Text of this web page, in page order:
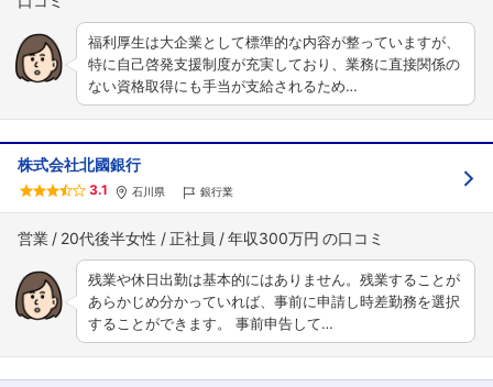
福利厚生は大企業として標準的な内容が整っていますが、
特に自己啓発支援制度が充実しており、業務に直接関係の
ない資格取得にも手当が支給されるため…
株式会社北國銀行
3.1 石川県 銀行業
営業 20代後半女性 正社員 年収300万円
残業や休日出勤は基本的にはありません。残業することが
あらかじめ分かっていれば、事前に申請し時差勤務を選択
することができます。 事前申告して…